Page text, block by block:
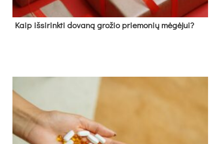
Kaip išsirinkti dovaną grožio priemonių mėgėjui?